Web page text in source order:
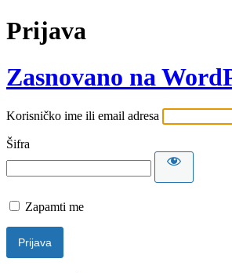
Prijava
Zasnovano na
Korisničko ime ili email adresa
Šifra
Zapamti me